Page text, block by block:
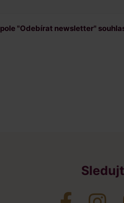
"Odebírat newsletter"